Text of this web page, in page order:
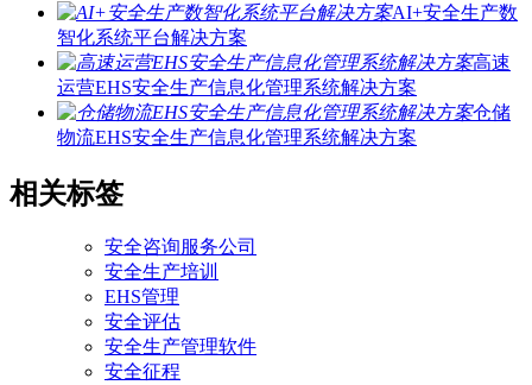
AI+安全生产数
智化系统平台解决方案
高速
运营EHS安全生产信息化管理系统解决方案
仓储
物流EHS安全生产信息化管理系统解决方案
相关标签
安全咨询服务公司
安全生产培训
EHS管理
安全评估
安全生产管理软件
安全征程